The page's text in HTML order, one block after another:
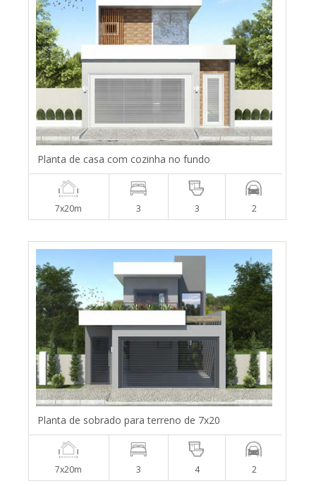
Planta de casa com cozinha no fundo
7x20m 3 3 2
Planta de sobrado para terreno de 7x20
7x20m 3 4 2